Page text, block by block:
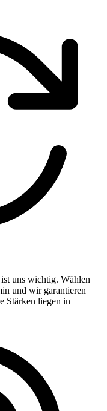
uns wichtig. Wählen
und wir garantieren
Stärken liegen in